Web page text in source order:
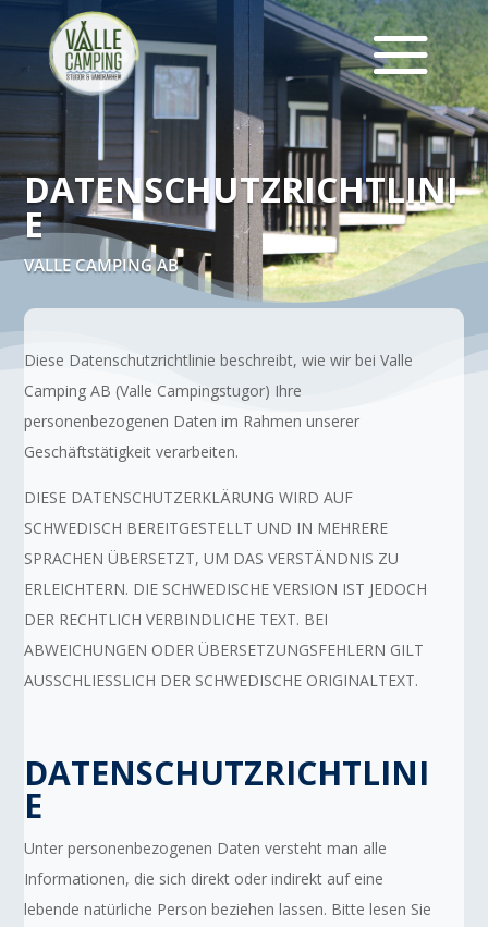
DATENSCHUTZRICHTLINI
E
VALLE CAMPING AB
Diese Datenschutzrichtlinie beschreibt, wie wir bei Valle
Camping AB (Valle Campingstugor) Ihre
personenbezogenen Daten im Rahmen unserer
Geschäftstätigkeit verarbeiten.
DIESE DATENSCHUTZERKLÄRUNG WIRD AUF
SCHWEDISCH BEREITGESTELLT UND IN MEHRERE
SPRACHEN ÜBERSETZT, UM DAS VERSTÄNDNIS ZU
ERLEICHTERN. DIE SCHWEDISCHE VERSION IST JEDOCH
DER RECHTLICH VERBINDLICHE TEXT. BEI
ABWEICHUNGEN ODER ÜBERSETZUNGSFEHLERN GILT
AUSSCHLIESSLICH DER SCHWEDISCHE ORIGINALTEXT.
DATENSCHUTZRICHTLINI
E
Unter personenbezogenen Daten versteht man alle
Informationen, die sich direkt oder indirekt auf eine
lebende natürliche Person beziehen lassen. Bitte lesen Sie